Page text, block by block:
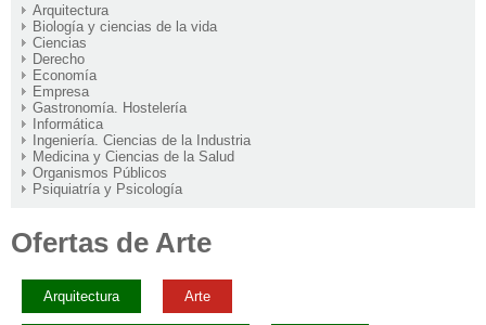
Arquitectura
Biología y ciencias de la vida
Ciencias
Derecho
Economía
Empresa
Gastronomía. Hostelería
Informática
Ingeniería. Ciencias de la Industria
Medicina y Ciencias de la Salud
Organismos Públicos
Psiquiatría y Psicología
Ofertas de Arte
Arquitectura Arte